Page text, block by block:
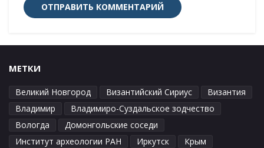
МЕТКИ
Великий Новгород Византийский Сириус
Византия
Владимир
Владимиро-Суздальское зодчество
Вологда
Домонгольские соседи
Институт археологии РАН
Иркутск
Крым